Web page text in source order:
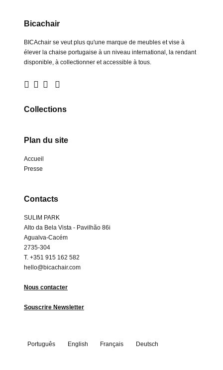
Bicachair
BICAchair se veut plus qu'une marque de meubles et vise à
élever la chaise portugaise à un niveau international, la rendant
disponible, à collectionner et accessible à tous.
Collections
Plan du site
Accueil
Presse
Contacts
SULIM PARK
Alto da Bela Vista - Pavilhão 86i
Agualva-Cacém
2735-304
T. +351 915 162 582
hello@bicachair.com
Nous contacter
Souscrire Newsletter
Português English Français Deutsch